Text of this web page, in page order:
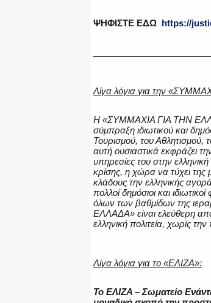
ΨΗΦΙΣΤΕ ΕΔΩ https://
Λίγα λόγια για την
H «ΣΥΜΜΑΧΙΑ ΓΙΑ ΤΗΝ
σύμπραξη ιδιωτικού και
Τουρισμού, του Αθλητισμού,
αυτή ουσιαστικά εκφράζει
υπηρεσίες του στην
κρίσης, η χώρα να τύχει της
κλάδους την ελληνικής
πολλοί δημόσιοι και
όλων των βαθμίδων της
ΕΛΛΑΔΑ» είναι ελεύθερη
ελληνική πολιτεία, χωρίς
Λίγα λόγια για το «ΕΛΙΖΑ»:
Το ΕΛΙΖΑ – Σωματείο